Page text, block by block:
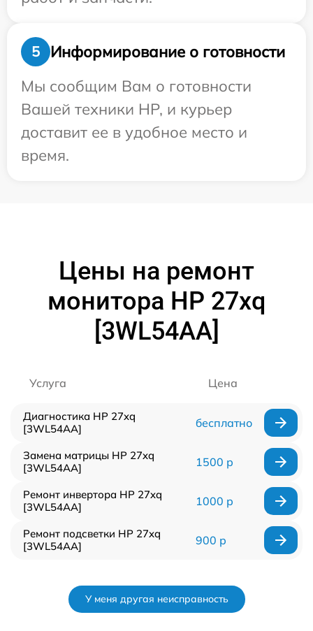
5
Информирование о готовности
Мы сообщим Вам о готовности
Вашей техники HP, и курьер
доставит ее в удобное место и
время.
Цены на ремонт
монитора HP 27xq
[3WL54AA]
Услуга Цена
Диагностика HP 27xq
[3WL54AA]
бесплатно
Замена матрицы HP 27xq
[3WL54AA]
1500 р
Ремонт инвертора HP 27xq
[3WL54AA]
1000 р
Ремонт подсветки HP 27xq
[3WL54AA]
900 р
У меня другая неисправность